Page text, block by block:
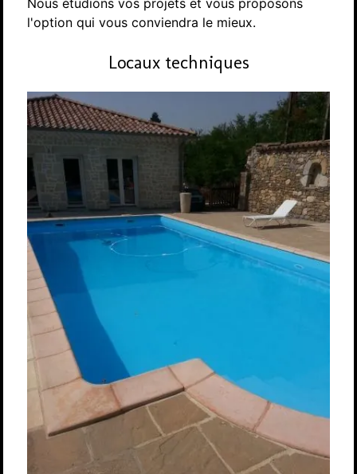
Nous étudions vos projets et vous proposons
l'option qui vous conviendra le mieux.
Locaux techniques